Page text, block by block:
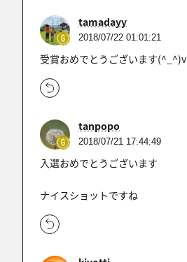
tamadayy
2018/07/22 01:01:21
受賞おめでとうございます(^_^)v
tanpopo
2018/07/21 17:44:49
入選おめでとうございます
ナイスショットですね